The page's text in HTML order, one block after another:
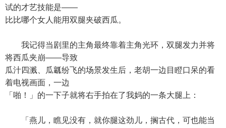
试的才艺技能是——
比比哪个女人能用双腿夹破西瓜。
我记得当剧里的主角最终靠着主角光环，双腿发力并将
将西瓜夹崩——导致
瓜汁四溅、瓜瓤纷飞的场景发生后，老胡一边目瞪口呆的看
着电视画面，一边
「啪！」的一下子就将右手拍在了我妈的一条大腿上：
「燕儿，瞧见没有，就你腿这劲儿，搁古代，可也能当